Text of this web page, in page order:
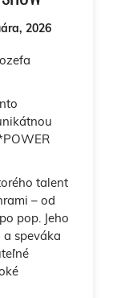
2026
talent
– od
pop. Jeho
speváka